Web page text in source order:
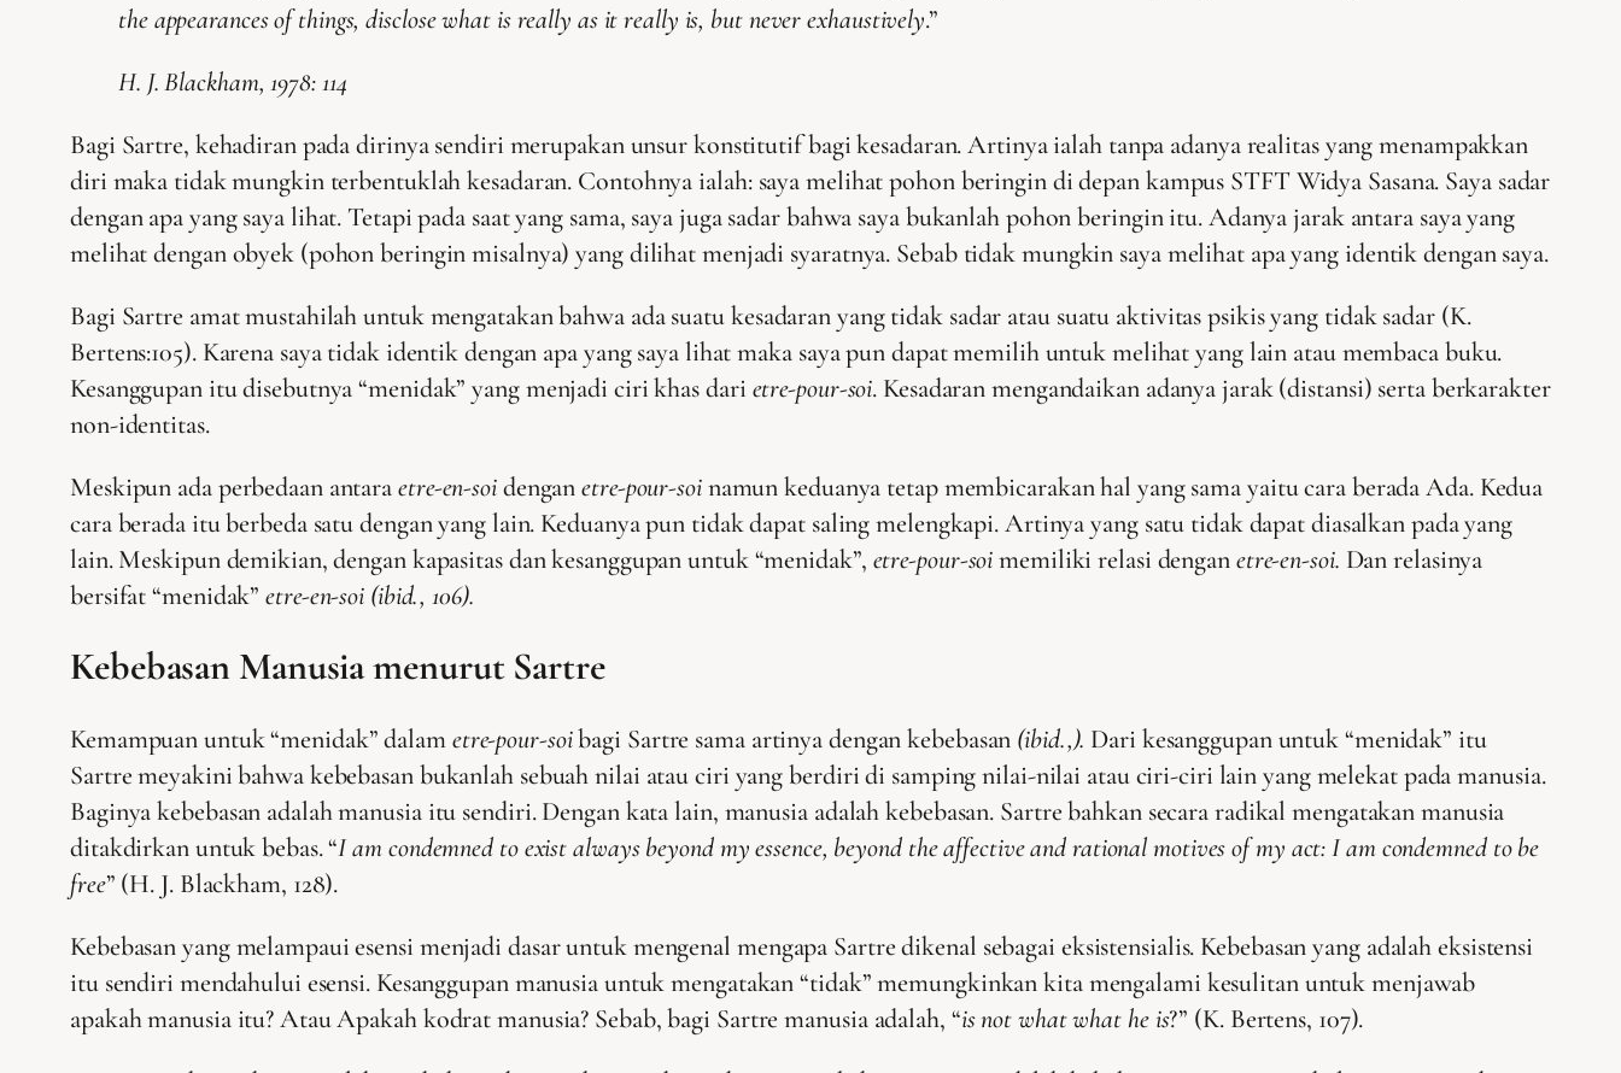
the appearances of things, disclose what is really as it really is, but never exhaustively.”
H. J. Blackham, 1978: 114
Bagi Sartre, kehadiran pada dirinya sendiri merupakan unsur konstitutif bagi kesadaran. Artinya ialah tanpa adanya realitas yang menampakkan
diri maka tidak mungkin terbentuklah kesadaran. Contohnya ialah: saya melihat pohon beringin di depan kampus STFT Widya Sasana. Saya sadar
dengan apa yang saya lihat. Tetapi pada saat yang sama, saya juga sadar bahwa saya bukanlah pohon beringin itu. Adanya jarak antara saya yang
melihat dengan obyek (pohon beringin misalnya) yang dilihat menjadi syaratnya. Sebab tidak mungkin saya melihat apa yang identik dengan saya.
Bagi Sartre amat mustahilah untuk mengatakan bahwa ada suatu kesadaran yang tidak sadar atau suatu aktivitas psikis yang tidak sadar (K.
Bertens:105). Karena saya tidak identik dengan apa yang saya lihat maka saya pun dapat memilih untuk melihat yang lain atau membaca buku.
Kesanggupan itu disebutnya “menidak” yang menjadi ciri khas dari etre-pour-soi. Kesadaran mengandaikan adanya jarak (distansi) serta berkarakter
non-identitas.
Meskipun ada perbedaan antaraetre-en-soidenganetre-pour-soinamun keduanya tetap membicarakan hal yang sama yaitu cara berada Ada. Kedua
cara berada itu berbeda satu dengan yang lain. Keduanya pun tidak dapat saling melengkapi. Artinya yang satu tidak dapat diasalkan pada yang
lain. Meskipun demikian, dengan kapasitas dan kesanggupan untuk “menidak”, etre-pour-soimemiliki relasi denganetre-en-soi. Dan relasinya
bersifat “menidak”etre-en-soi (ibid., 106).
Kebebasan Manusia menurut Sartre
Kemampuan untuk “menidak” dalametre-pour-soibagi Sartre sama artinya dengan kebebasan (ibid.,). Dari kesanggupan untuk “menidak” itu
Sartre meyakini bahwa kebebasan bukanlah sebuah nilai atau ciri yang berdiri di samping nilai-nilai atau ciri-ciri lain yang melekat pada manusia.
Baginya kebebasan adalah manusia itu sendiri. Dengan kata lain, manusia adalah kebebasan. Sartre bahkan secara radikal mengatakan manusia
ditakdirkan untuk bebas. “I am condemned to exist always beyond my essence, beyond the affective and rational motives of my act: I am condemned to be
free” (H. J. Blackham, 128).
Kebebasan yang melampaui esensi menjadi dasar untuk mengenal mengapa Sartre dikenal sebagai eksistensialis. Kebebasan yang adalah eksistensi
itu sendiri mendahului esensi. Kesanggupan manusia untuk mengatakan “tidak” memungkinkan kita mengalami kesulitan untuk menjawab
apakah manusia itu? Atau Apakah kodrat manusia? Sebab, bagi Sartre manusia adalah, “is not what what he is?” (K. Bertens, 107).